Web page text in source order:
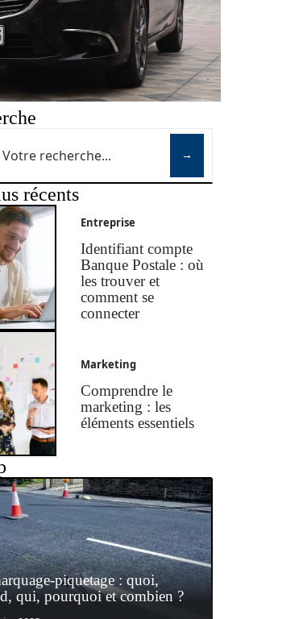
récents
Entreprise
Identifiant compte
Banque Postale : où
les trouver et
comment se
connecter
Marketing
Comprendre le
marketing : les
éléments essentiels
piquetage : quoi,
qui, pourquoi et combien ?